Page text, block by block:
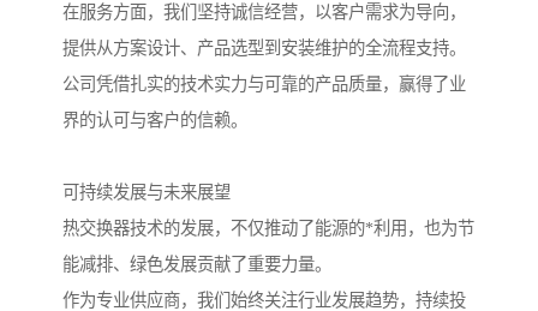
在服务方面，我们坚持诚信经营，以客户需求为导向，
提供从方案设计、产品选型到安装维护的全流程支持。
公司凭借扎实的技术实力与可靠的产品质量，赢得了业
界的认可与客户的信赖。
可持续发展与未来展望
热交换器技术的发展，不仅推动了能源的*利用，也为节
能减排、绿色发展贡献了重要力量。
作为专业供应商，我们始终关注行业发展趋势，持续投